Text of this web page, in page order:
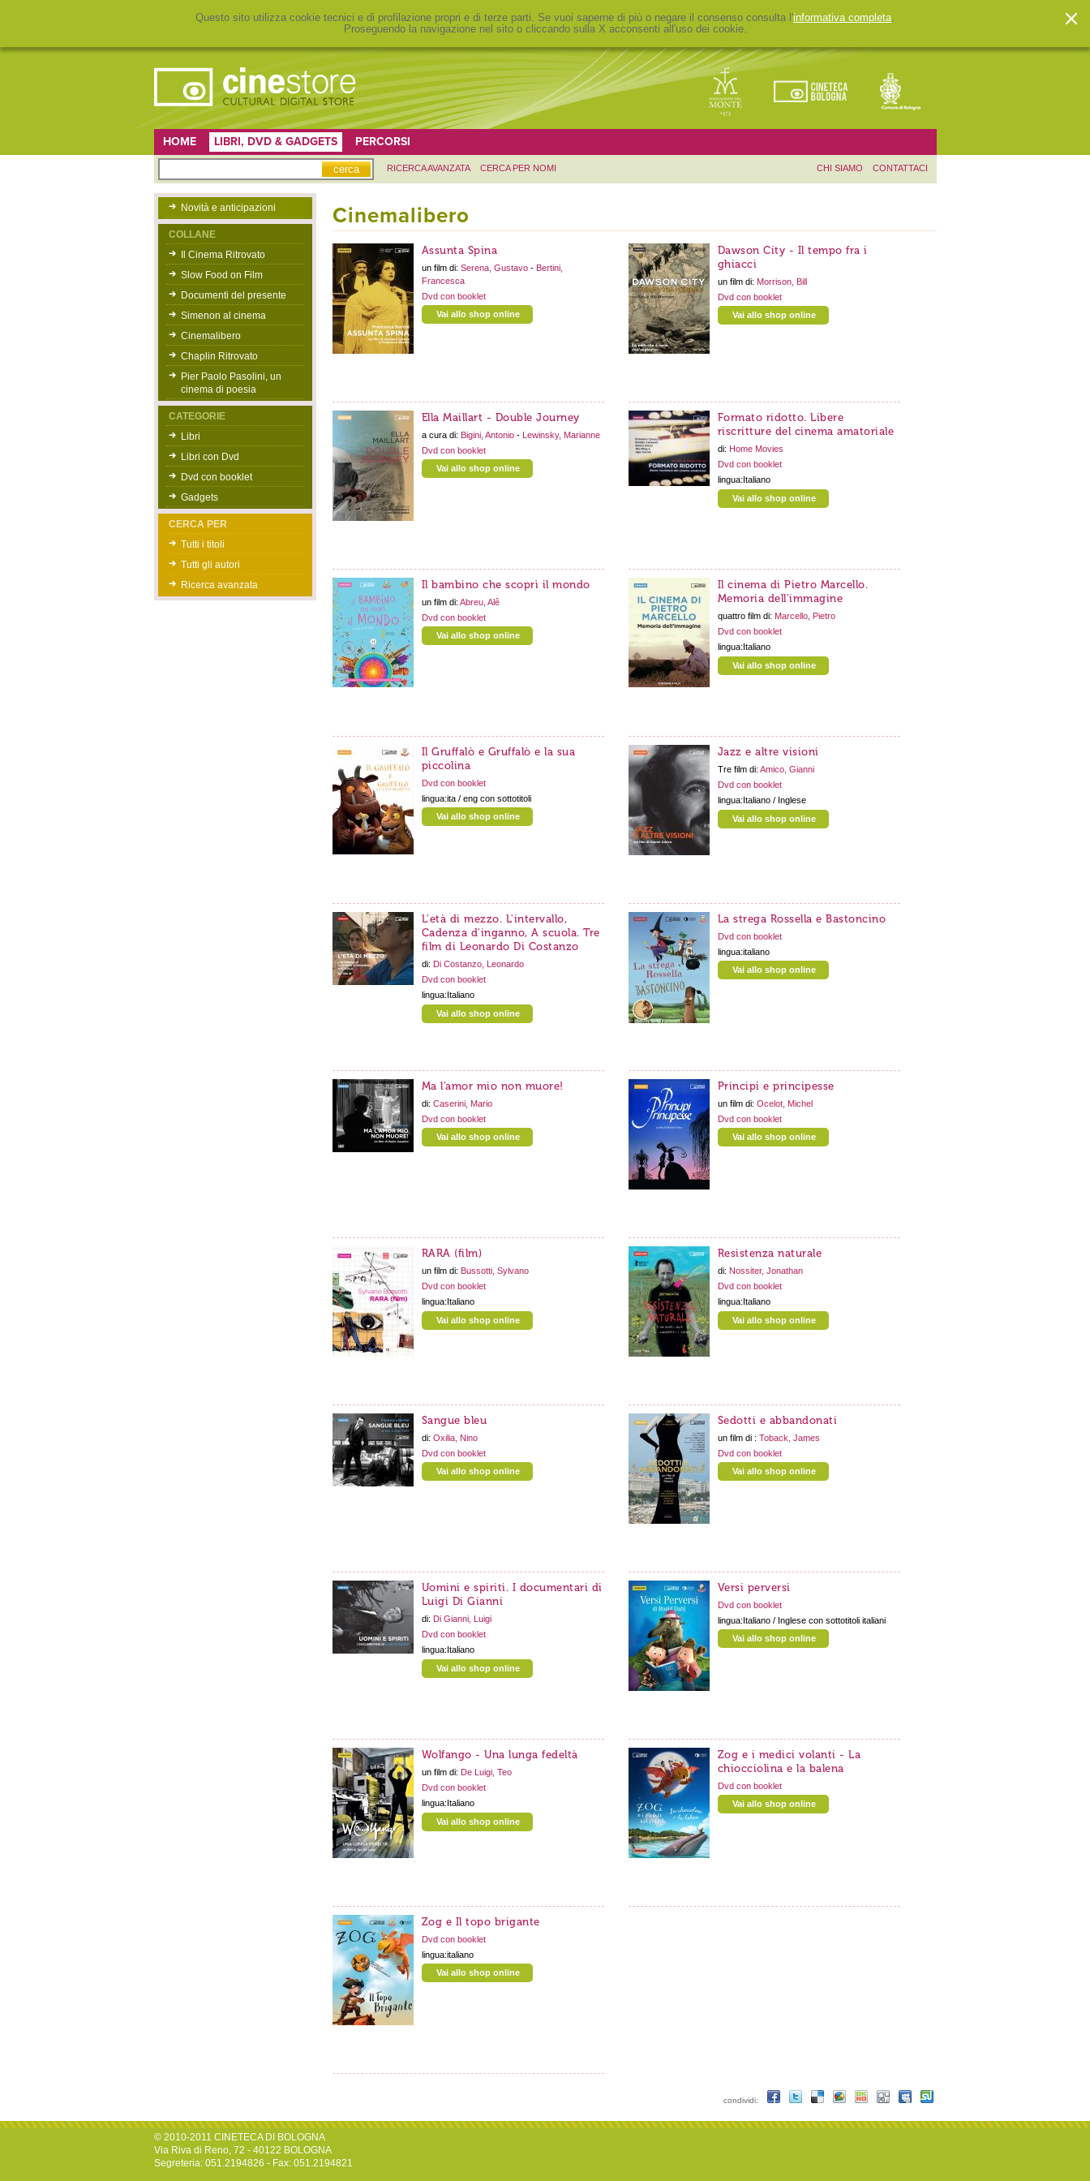
Questo sito utilizza cookie tecnici e di profilazione propri e di terze parti. Se vuoi saperne di più o negare il consenso consulta l'informativa completa.
Proseguendo la navigazione nel sito o cliccando sulla X acconsenti all'uso dei cookie.
HOME LIBRI, DVD & GADGETS PERCORSI
RICERCA AVANZATA CERCA PER NOMI CHI SIAMO CONTATTACI
Novità e anticipazioni
COLLANE
Il Cinema Ritrovato
Slow Food on Film
Documenti del presente
Simenon al cinema
Cinemalibero
Chaplin Ritrovato
Pier Paolo Pasolini, un
cinema di poesia
CATEGORIE
Libri
Libri con Dvd
Dvd con booklet
Gadgets
CERCA PER
Tutti i titoli
Tutti gli autori
Ricerca avanzata
Cinemalibero
Assunta Spina
un film di: Serena, Gustavo - Bertini,
Francesca
Dvd con booklet
Vai allo shop online
Dawson City - Il tempo fra i
ghiacci
un film di: Morrison, Bill
Dvd con booklet
Vai allo shop online
Ella Maillart - Double Journey
a cura di: Bigini, Antonio - Lewinsky, Marianne
Dvd con booklet
Vai allo shop online
Formato ridotto. Libere
riscritture del cinema amatoriale
di: Home Movies
Dvd con booklet
lingua:Italiano
Vai allo shop online
Il bambino che scoprì il mondo
un film di: Abreu, Alê
Dvd con booklet
Vai allo shop online
Il cinema di Pietro Marcello.
Memoria dell'immagine
quattro film di: Marcello, Pietro
Dvd con booklet
lingua:Italiano
Vai allo shop online
Il Gruffalò e Gruffalò e la sua
piccolina
Dvd con booklet
lingua:ita / eng con sottotitoli
Vai allo shop online
Jazz e altre visioni
Tre film di: Amico, Gianni
Dvd con booklet
lingua:Italiano / Inglese
Vai allo shop online
L'età di mezzo. L'intervallo,
Cadenza d'inganno, A scuola. Tre
film di Leonardo Di Costanzo
di: Di Costanzo, Leonardo
Dvd con booklet
lingua:Italiano
Vai allo shop online
La strega Rossella e Bastoncino
Dvd con booklet
lingua:italiano
Vai allo shop online
Ma l’amor mio non muore!
di: Caserini, Mario
Dvd con booklet
Vai allo shop online
Principi e principesse
un film di: Ocelot, Michel
Dvd con booklet
Vai allo shop online
RARA (film)
un film di: Bussotti, Sylvano
Dvd con booklet
lingua:Italiano
Vai allo shop online
Resistenza naturale
di: Nossiter, Jonathan
Dvd con booklet
lingua:Italiano
Vai allo shop online
Sangue bleu
di: Oxilia, Nino
Dvd con booklet
Vai allo shop online
Sedotti e abbandonati
un film di : Toback, James
Dvd con booklet
Vai allo shop online
Uomini e spiriti. I documentari di
Luigi Di Gianni
di: Di Gianni, Luigi
Dvd con booklet
lingua:Italiano
Vai allo shop online
Versi perversi
Dvd con booklet
lingua:Italiano / Inglese con sottotitoli italiani
Vai allo shop online
Wolfango - Una lunga fedeltà
un film di: De Luigi, Teo
Dvd con booklet
lingua:Italiano
Vai allo shop online
Zog e i medici volanti - La
chiocciolina e la balena
Dvd con booklet
Vai allo shop online
Zog e Il topo brigante
Dvd con booklet
lingua:italiano
Vai allo shop online
condividi:
© 2010-2011 CINETECA DI BOLOGNA
Via Riva di Reno, 72 - 40122 BOLOGNA
Segreteria: 051.2194826 - Fax: 051.2194821